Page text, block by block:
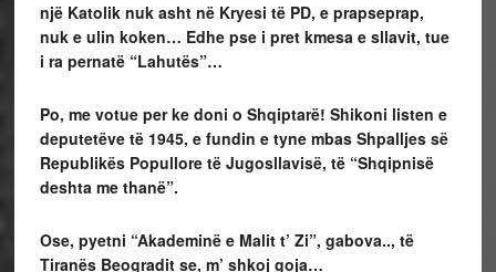
një Katolik nuk asht në Kryesi të PD, e prapseprap,
nuk e ulin koken… Edhe pse i pret kmesa e sllavit, tue
i ra pernatë “Lahutës”…
Po, me votue per ke doni o Shqiptarë! Shikoni listen e
deputetëve të 1945, e fundin e tyne mbas Shpalljes së
Republikës Popullore të Jugosllavisë, të “Shqipnisë
deshta me thanë”.
Ose, pyetni “Akademinë e Malit t’ Zi”, gabova.., të
Tiranës Beogradit se, m’ shkoj goja…